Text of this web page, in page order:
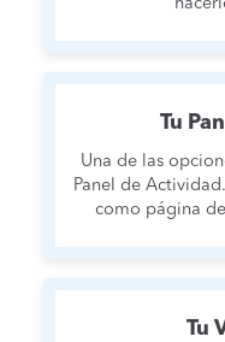
Tu
Una de las
Panel de
como página
Tu